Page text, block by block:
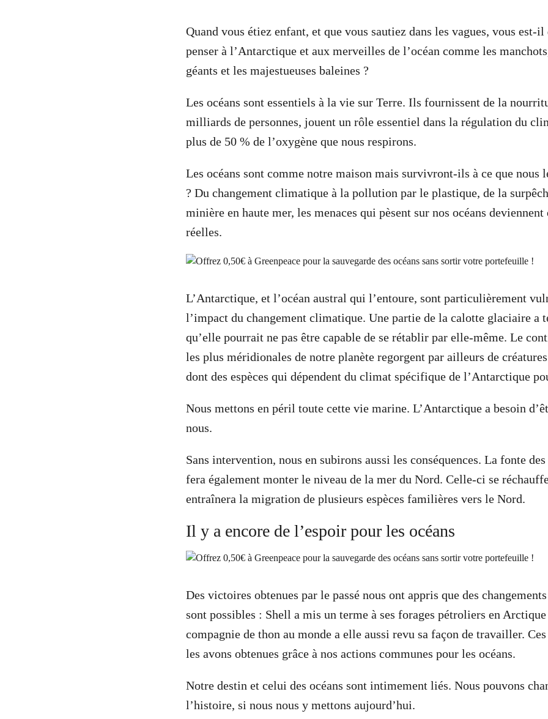
Quand vous étiez enfant, et que vous sautiez dans les vagues, vous est-
penser à l’Antarctique et aux merveilles de l’océan comme les
géants et les majestueuses baleines ?
Les océans sont essentiels à la vie sur Terre. Ils fournissent de la
milliards de personnes, jouent un rôle essentiel dans la régulation du
plus de 50 % de l’oxygène que nous respirons.
Les océans sont comme notre maison mais survivront-ils à ce que nous
? Du changement climatique à la pollution par le plastique, de la
minière en haute mer, les menaces qui pèsent sur nos océans
réelles.
L’Antarctique, et l’océan austral qui l’entoure, sont particulièrement
l’impact du changement climatique. Une partie de la calotte glaciaire a
qu’elle pourrait ne pas être capable de se rétablir par elle-même. Le
les plus méridionales de notre planète regorgent par ailleurs de
dont des espèces qui dépendent du climat spécifique de l’Antarctique
Nous mettons en péril toute cette vie marine. L’Antarctique a besoin
nous.
Sans intervention, nous en subirons aussi les conséquences. La fonte
fera également monter le niveau de la mer du Nord. Celle-ci se
entraînera la migration de plusieurs espèces familières vers le Nord.
Il y a encore de l’espoir pour les
Des victoires obtenues par le passé nous ont appris que des
sont possibles : Shell a mis un terme à ses forages pétroliers en
compagnie de thon au monde a elle aussi revu sa façon de travailler.
les avons obtenues grâce à nos actions communes pour les océans.
Notre destin et celui des océans sont intimement liés. Nous pouvons
l’histoire, si nous nous y mettons aujourd’hui.